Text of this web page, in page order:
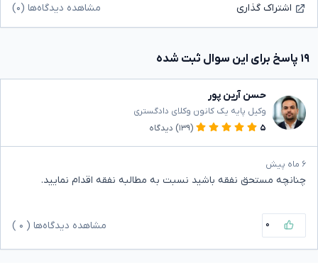
اشتراک گذاری مشاهده دیدگاه‌ها (۰)
۱۹ پاسخ برای این سوال ثبت شده
حسن آرین پور
وکیل پایه یک کانون وکلای دادگستری
۵
(۱۳۹) دیدگاه
۶ ماه پیش
چنانچه مستحق نفقه باشید نسبت به مطالبه نفقه اقدام نمایید.
۰ مشاهده دیدگاه‌ها ( ۰